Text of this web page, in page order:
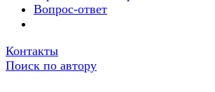
Вопрос-ответ
Контакты
Поиск по автору